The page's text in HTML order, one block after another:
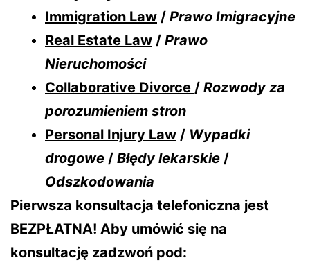
Immigration Law / Prawo Imigracyjne
Real Estate Law / Prawo
Nieruchomości
Collaborative Divorce / Rozwody za
porozumieniem stron
Personal Injury Law / Wypadki
drogowe / Błędy lekarskie /
Odszkodowania
Pierwsza konsultacja telefoniczna jest
BEZPŁATNA! Aby umówić się na
konsultację zadzwoń pod: